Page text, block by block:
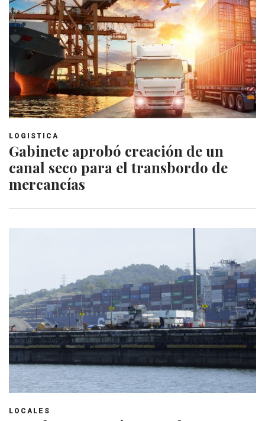
LOGISTICA
Gabinete aprobó creación de un
canal seco para el transbordo de
mercancías
LOCALES